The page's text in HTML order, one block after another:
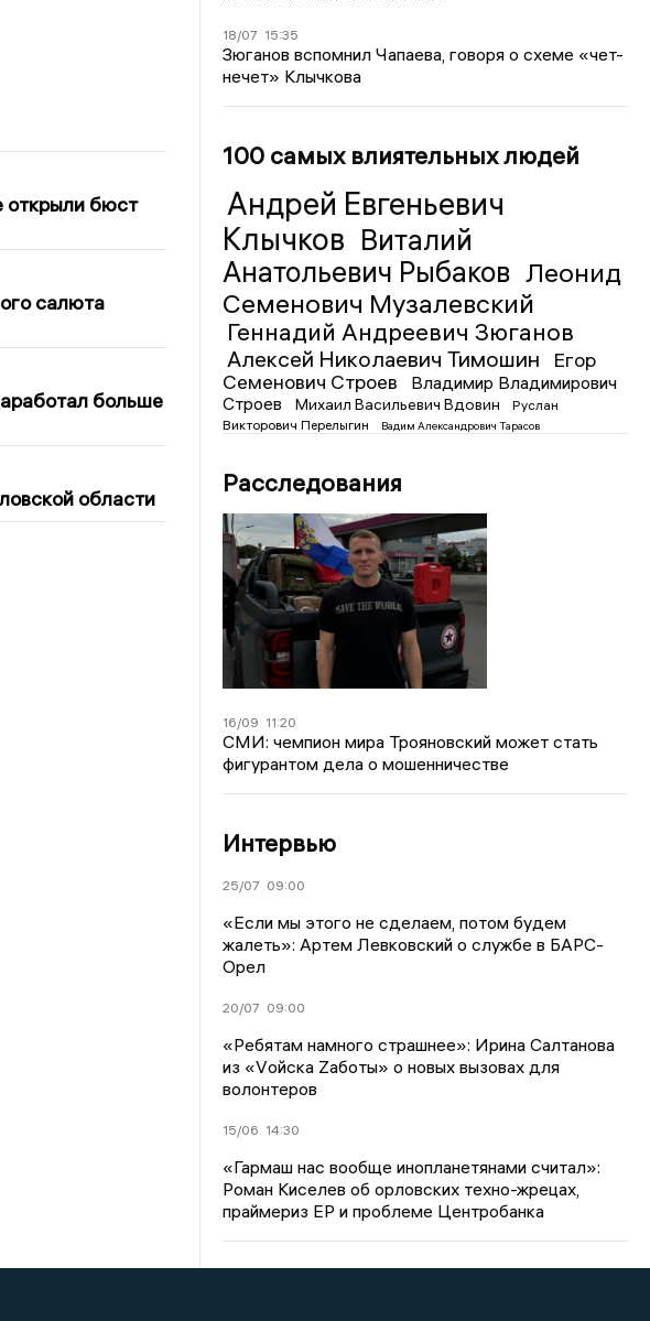
открыли бюст
салюта
больше
области
18/07 15:35
Зюганов вспомнил Чапаева, говоря о схеме «чет-
нечет» Клычкова
100 самых влиятельных людей
Андрей Евгеньевич
Клычков Виталий
Анатольевич Рыбаков Леонид
Семенович Музалевский
Геннадий Андреевич Зюганов
Алексей Николаевич Тимошин
Егор
Семенович Строев
Владимир Владимирович
Строев
Михаил Васильевич Вдовин
Руслан
Викторович Перелыгин
Вадим Александрович Тарасов
Расследования
16/09 11:20
СМИ: чемпион мира Трояновский может стать
фигурантом дела о мошенничестве
Интервью
25/07 09:00
«Если мы этого не сделаем, потом будем
жалеть»: Артем Левковский о службе в БАРС-
Орел
20/07 09:00
«Ребятам намного страшнее»: Ирина Салтанова
из «Vойска Zаботы» о новых вызовах для
волонтеров
15/06 14:30
«Гармаш нас вообще инопланетянами считал»:
Роман Киселев об орловских техно-жрецах,
праймериз ЕР и проблеме Центробанка